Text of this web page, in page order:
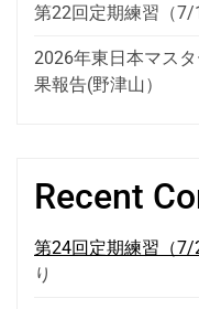
第22回定期練習（7/
2026年東日本マス
果報告(野津山）
Recent
第24回定期練習（7/
り